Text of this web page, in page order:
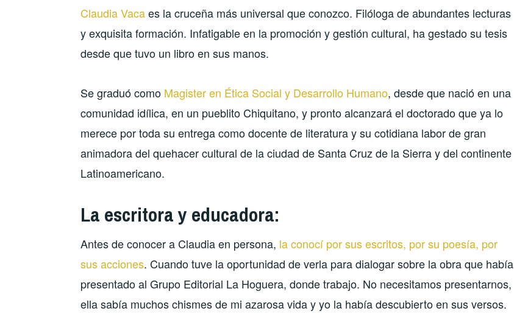
Claudia Vacaes la cruceña más universal que conozco. Filóloga de abundantes lecturas
y exquisita formación. Infatigable en la promoción y gestión cultural, ha gestado su tesis
desde que tuvo un libro en sus manos.
Se graduó como Magister en Ética Social y Desarrollo Humano, desde que nació en una
comunidad idílica, en un pueblito Chiquitano, y pronto alcanzará el doctorado que ya lo
merece por toda su entrega como docente de literatura y su cotidiana labor de gran
animadora del quehacer cultural de la ciudad de Santa Cruz de la Sierra y del continente
Latinoamericano.
La escritora y educadora:
Antes de conocer a Claudia en persona, la conocí por sus escritos, por su poesía, por
sus acciones. Cuando tuve la oportunidad de verla para dialogar sobre la obra que había
presentado al Grupo Editorial La Hoguera, donde trabajo. No necesitamos presentarnos,
ella sabía muchos chismes de mi azarosa vida y yo la había descubierto en sus versos.